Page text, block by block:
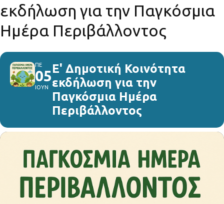
εκδήλωση για την Παγκόσμια
Ημέρα Περιβάλλοντος
ΠΕ
05
ΙΟΥΝ
Ε' Δημοτική Κοινότητα
εκδήλωση για την
Παγκόσμια Ημέρα
Περιβάλλοντος